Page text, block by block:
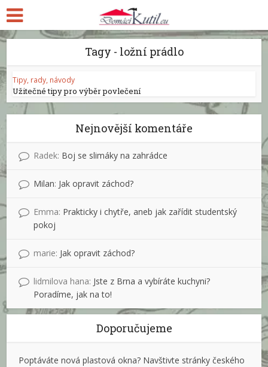
Tagy - ložní prádlo
Tipy, rady, návody
Užitečné tipy pro výběr povlečení
Nejnovější komentáře
Radek: Boj se slimáky na zahrádce
Milan: Jak opravit záchod?
Emma: Prakticky i chytře, aneb jak zařídit studentský
pokoj
marie: Jak opravit záchod?
lidmilova hana: Jste z Brna a vybíráte kuchyni?
Poradíme, jak na to!
Doporučujeme
Poptáváte nová plastová okna? Navštivte stránky českého